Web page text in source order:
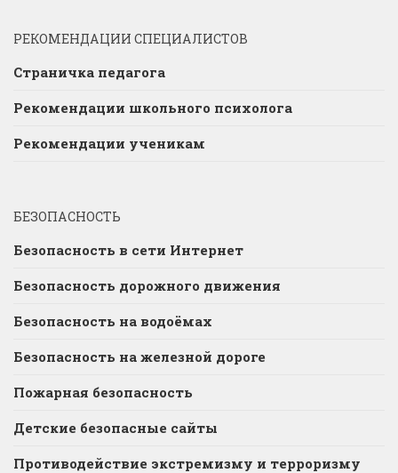
РЕКОМЕНДАЦИИ СПЕЦИАЛИСТОВ
Страничка педагога
Рекомендации школьного психолога
Рекомендации ученикам
БЕЗОПАСНОСТЬ
Безопасность в сети Интернет
Безопасность дорожного движения
Безопасность на водоёмах
Безопасность на железной дороге
Пожарная безопасность
Детские безопасные сайты
Противодействие экстремизму и терроризму